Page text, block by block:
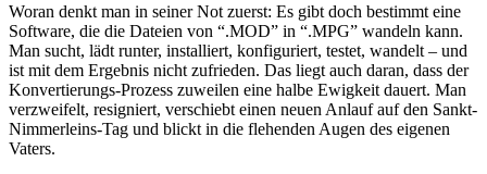
Woran denkt man in seiner Not zuerst: Es gibt doch bestimmt eine
Software, die die Dateien von “.MOD” in “.MPG” wandeln kann.
Man sucht, lädt runter, installiert, konfiguriert, testet, wandelt – und
ist mit dem Ergebnis nicht zufrieden. Das liegt auch daran, dass der
Konvertierungs-Prozess zuweilen eine halbe Ewigkeit dauert. Man
verzweifelt, resigniert, verschiebt einen neuen Anlauf auf den Sankt-
Nimmerleins-Tag und blickt in die flehenden Augen des eigenen
Vaters.